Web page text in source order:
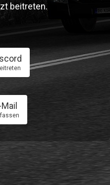
beitreten.
Mail